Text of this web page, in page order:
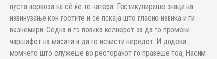
пуста нервоза на сѐ ќе те натера. Гестикулираше знаци на
извинување кон гостите и се покаја што гласно извика и ги
вознемири. Седна и го повика келнерот за да го промени
чаршафот на масата и да го исчисти нередот. И додека
момчето што служеше во ресторанот го правеше тоа, Насим